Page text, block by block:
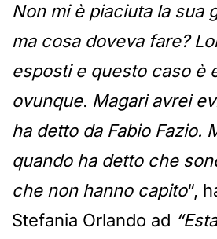
Non mi è piaciuta la sua
ma cosa doveva fare?
esposti e questo caso è
ovunque. Magari avrei
ha detto da Fabio Fazio.
quando ha detto che
che non hanno capito“,
Stefania Orlando ad